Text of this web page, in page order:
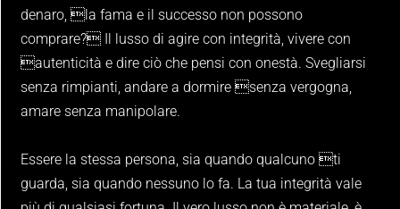
denaro, la fama e il successo non possono
comprare? Il lusso di agire con integrità, vivere con
autenticità e dire ciò che pensi con onestà. Svegliarsi
senza rimpianti, andare a dormire senza vergogna,
amare senza manipolare.
Essere la stessa persona, sia quando qualcuno ti
guarda, sia quando nessuno lo fa. La tua integrità vale